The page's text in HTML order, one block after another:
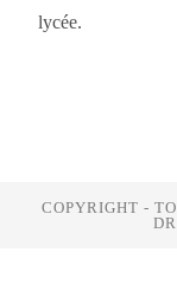
lycée.
COPYRIGHT -